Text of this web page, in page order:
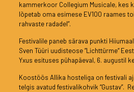
kammerkoor Collegium Musicale, kes
lõpetab oma esimese EV100 raames
rahvaste radadel”.
Festivalile paneb särava punkti
Sven Tüüri uudisteose ”Lichttürme“
Yxus esituses pühapäeval, 6. augustil
Koostöös Allika hosteliga on festivali
telgis avatud festivalikohvik “Gustav”.